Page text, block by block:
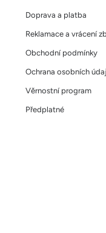
Doprava a platba
Reklamace a vrácení
Obchodní podmínky
Ochrana osobních
Věrnostní program
Předplatné